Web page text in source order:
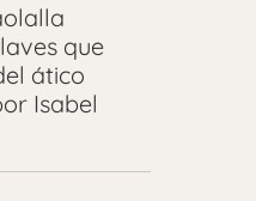
que
ático
Isabel